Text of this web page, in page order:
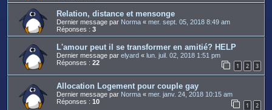
Relation, distance et mensonge
Dernier message par Norma « mer. sept. 05, 2018 8:49 am
Réponses : 3
L'amour peut il se transformer en amitié? HELP
Dernier message par elyard « lun. juil. 02, 2018 1:51 pm
Réponses : 22 1 2 3
Allocation Logement pour couple gay
Dernier message par Norma « mer. janv. 24, 2018 10:15 am
Réponses : 10 1 2